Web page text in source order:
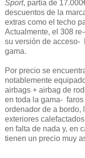
Sport, partía de
descuentos de la
extras como el techo
Actualmente, el 308
su versión de acceso-
gama.
Por precio se
notablemente
airbags + airbag de
en toda la gama-
ordenador de a bordo,
exteriores
en falta de nada y, en
tienen un precio muy